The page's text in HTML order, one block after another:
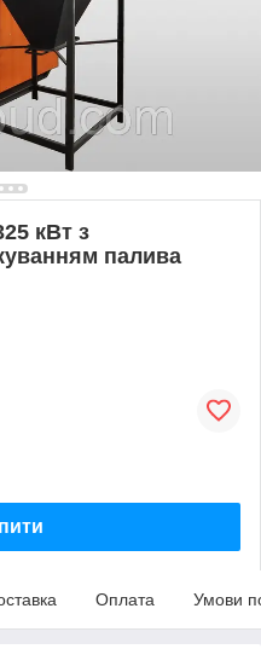
кВт з
палива
Оплата Умови